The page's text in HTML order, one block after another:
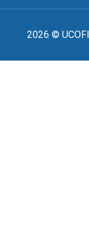
2026 ©